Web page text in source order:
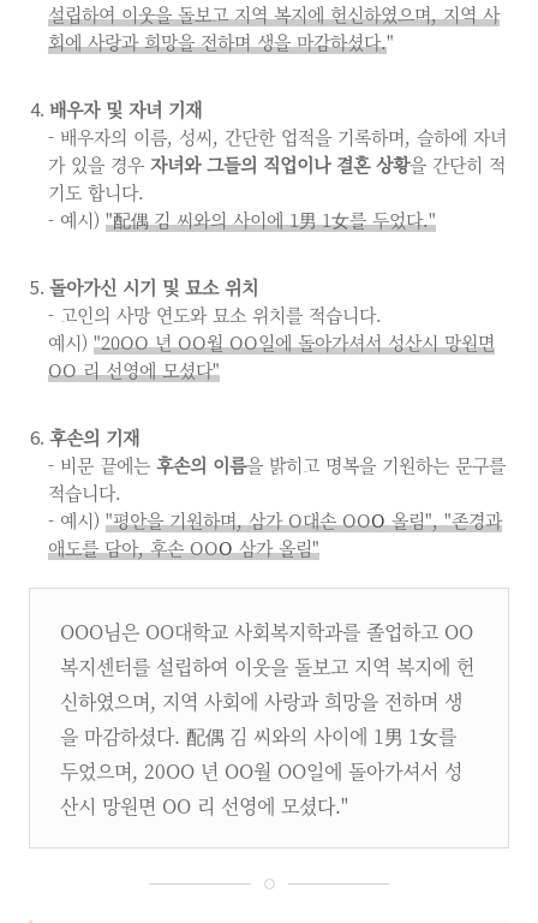
설립하여 이웃을 돌보고 지역 복지에 헌신하였으며, 지역 사
회에 사랑과 희망을 전하며 생을 마감하셨다."
배우자 및 자녀 기재
- 배우자의 이름, 성씨, 간단한 업적을 기록하며, 슬하에 자녀
가 있을 경우 자녀와 그들의 직업이나 결혼 상황을 간단히 적
기도 합니다.
- 예시) "配偶 김 씨와의 사이에 1男 1女를 두었다."
돌아가신 시기 및 묘소 위치
- 고인의 사망 연도와 묘소 위치를 적습니다.
예시) "20OO 년 OO월 OO일에 돌아가셔서 성산시 망원면
OO 리 선영에 모셨다"
후손의 기재
- 비문 끝에는 후손의 이름을 밝히고 명복을 기원하는 문구를
적습니다.
- 예시) "평안을 기원하며, 삼가 O대손 OOO올림", "존경과
애도를 담아, 후손 OOO삼가 올림"
OOO님은 OO대학교 사회복지학과를 졸업하고 OO
복지센터를 설립하여 이웃을 돌보고 지역 복지에 헌
신하였으며, 지역 사회에 사랑과 희망을 전하며 생
을 마감하셨다. 配偶 김 씨와의 사이에 1男 1女를
두었으며, 20OO 년 OO월 OO일에 돌아가셔서 성
산시 망원면 OO 리 선영에 모셨다."